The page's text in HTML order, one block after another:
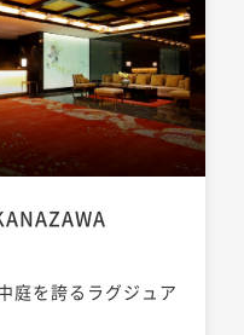
庭を誇るラグジュア